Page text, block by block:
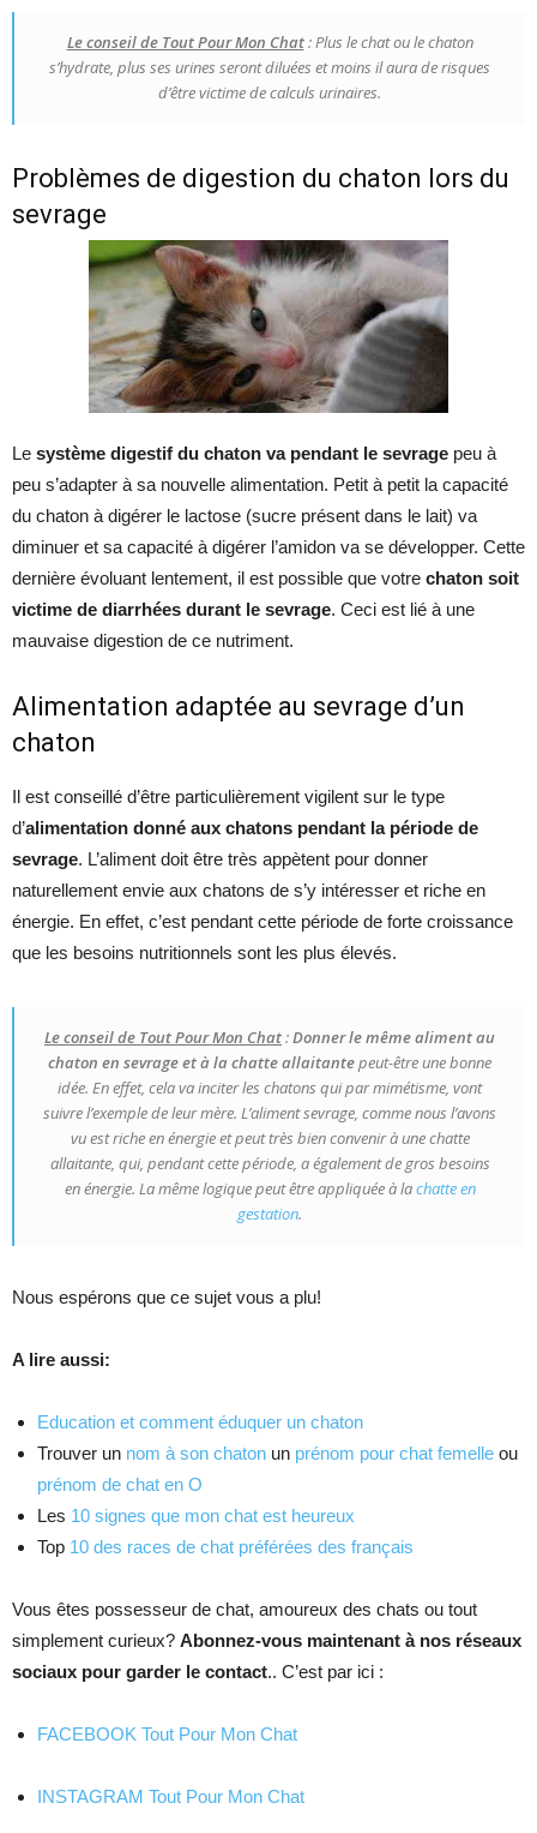
Le conseil de Tout Pour Mon Chat: Plus le chat ou le chaton
s’hydrate, plus ses urines seront diluées et moins il aura de risques
d’être victime de calculs urinaires.
Problèmes de digestion du chaton lors du
sevrage
Le système digestif du chaton va pendant le sevrage peu à
peu s’adapter à sa nouvelle alimentation. Petit à petit la capacité
du chaton à digérer le lactose (sucre présent dans le lait) va
diminuer et sa capacité à digérer l’amidon va se développer. Cette
dernière évoluant lentement, il est possible que votre chaton soit
victime de diarrhées durant le sevrage. Ceci est lié à une
mauvaise digestion de ce nutriment.
Alimentation adaptée au sevrage d’un
chaton
Il est conseillé d’être particulièrement vigilent sur le type
d’alimentation donné aux chatons pendant la période de
sevrage. L’aliment doit être très appètent pour donner
naturellement envie aux chatons de s’y intéresser et riche en
énergie. En effet, c’est pendant cette période de forte croissance
que les besoins nutritionnels sont les plus élevés.
Le conseil de Tout Pour Mon Chat:Donner le même aliment au
chaton en sevrage et à la chatte allaitantepeut-être une bonne
idée. En effet, cela va inciter les chatons qui par mimétisme, vont
suivre l’exemple de leur mère. L’aliment sevrage, comme nous l’avons
vu est riche en énergie et peut très bien convenir à une chatte
allaitante, qui, pendant cette période, a également de gros besoins
en énergie. La même logique peut être appliquée à lachatte en
gestation.
Nous espérons que ce sujet vous a plu!
A lire aussi:
Education et comment éduquer un chaton
Trouver un nom à son chaton un prénom pour chat femelle ou
prénom de chat en O
Les 10 signes que mon chat est heureux
Top 10 des races de chat préférées des français
Vous êtes possesseur de chat, amoureux des chats ou tout
simplement curieux? Abonnez-vous maintenant à nos réseaux
sociaux pour garder le contact.. C’est par ici :
FACEBOOK Tout Pour Mon Chat
INSTAGRAM Tout Pour Mon Chat